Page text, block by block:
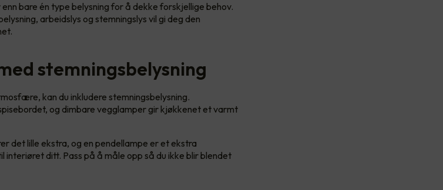
bare én type belysning for å dekke forskjellige behov.
arbeidslys og stemningslys vil gi deg den
stemningsbelysning
kan du inkludere stemningsbelysning.
og dimbare vegglamper gir kjøkkenet et varmt
det lille ekstra, og en pendellampe er et ekstra
interiøret ditt. Pass på å måle opp så du ikke blir blendet